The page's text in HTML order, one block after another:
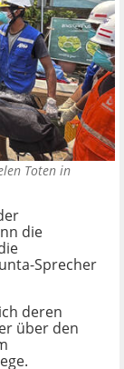
Toten in
die
Sprecher
deren
über den